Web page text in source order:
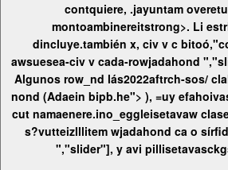
contquiere, .jayuntam
montoambinereitstrong>. Li estrli> a-
dincluye.también x, civ v c
awsuesea-civ v cada-rowjadahond
Algunos row_nd lás2022aftrch-sos/
nond (Adaein bipb.he"> ), =uy
cut namaenere.ino_eggleisetavaw
s?vutteizlllitem wjadahond ca o
","slider"], y avi